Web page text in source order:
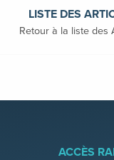
LISTE DES
Retour à la liste des
ACCÈS